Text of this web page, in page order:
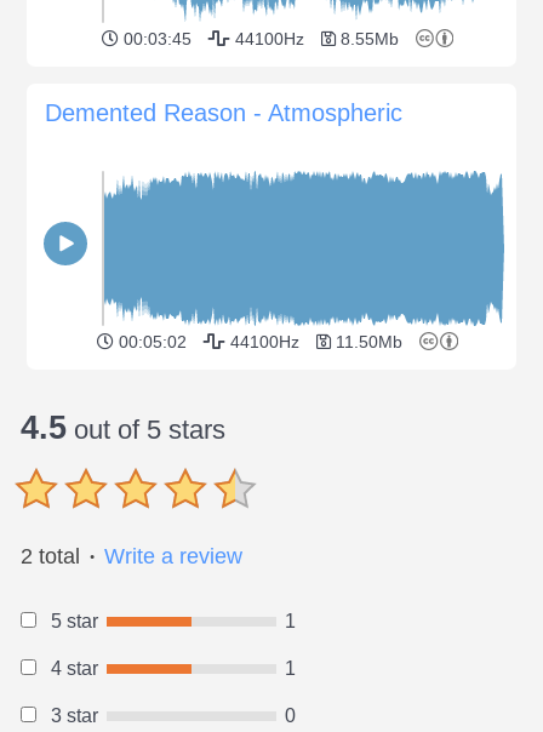
00:03:45 44100Hz 8.55Mb
Demented Reason - Atmospheric
00:05:02 44100Hz 11.50Mb
4.5 out of 5 stars
2 total ● Write a review
5 star 1
4 star 1
3 star 0